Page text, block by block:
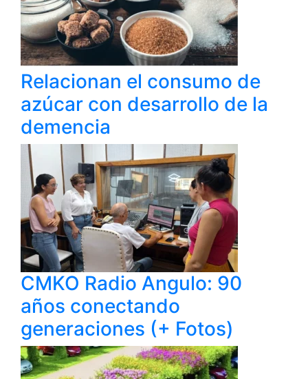
Relacionan el consumo de
azúcar con desarrollo de la
demencia
CMKO Radio Angulo: 90
años conectando
generaciones (+ Fotos)